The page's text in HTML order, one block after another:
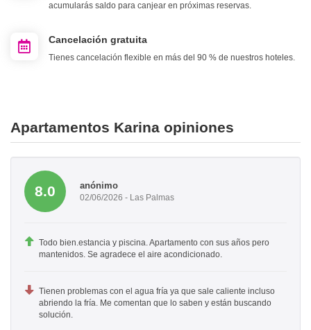
acumularás saldo para canjear en próximas reservas.
Cancelación gratuita
Tienes cancelación flexible en más del 90 % de nuestros hoteles.
Apartamentos Karina opiniones
8.0 anónimo
02/06/2026 - Las Palmas
Todo bien.estancia y piscina. Apartamento con sus años pero
mantenidos. Se agradece el aire acondicionado.
Tienen problemas con el agua fría ya que sale caliente incluso
abriendo la fría. Me comentan que lo saben y están buscando
solución.